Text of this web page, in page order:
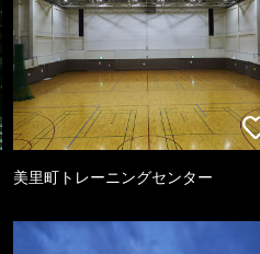
美里町トレーニングセンター